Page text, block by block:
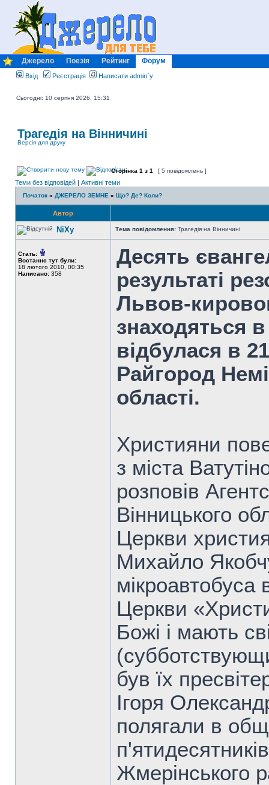
Джерело Поезія Рейтинг Форум
Вхід Реєстрація Написати admin`у
Сьогодні: 10 серпня 2026, 15:31
Трагедія на Вінничині
Версія для друку
Сторінка 1 з 1 [ 5 повідомлень ]
Теми без відповідей | Активні теми
Початок » ДЖЕРЕЛО ЗЕМНЕ » Що? Де? Коли?
Автор
NiXy Тема повідомлення: Трагедія на Вінничині
Стать:
Востаннє тут були:
18 лютого 2010, 00:35
Написано: 358
Десять
результаті
Львов-
знаходяться в
відбулася в
Райгород
області.
Християни
з міста
розповів
Вінницького
Церкви
Михайло
мікроавтобуса
Церкви
Божі і мають
був їх
Ігоря
полягали в
Жмерінського